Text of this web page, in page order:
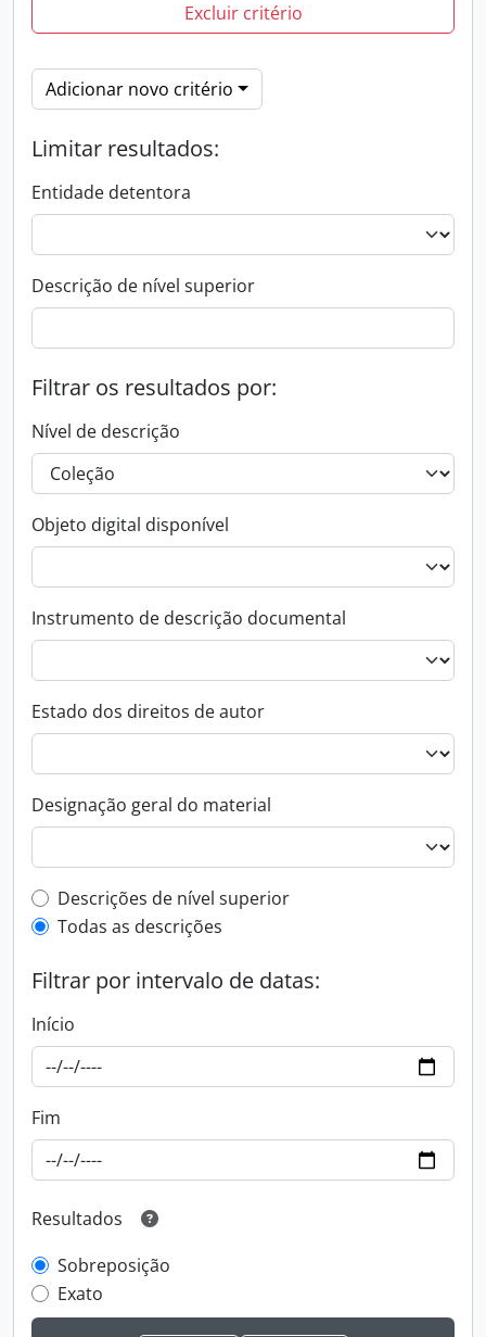
Excluir critério
Adicionar novo critério
Limitar resultados:
Entidade detentora
Descrição de nível superior
Filtrar os resultados por:
Nível de descrição
Objeto digital disponível
Instrumento de descrição documental
Estado dos direitos de autor
Designação geral do material
Top-level description filter
Descrições de nível superior
Todas as descrições
Filtrar por intervalo de datas:
Início
Fim
Resultados
Sobreposição
Exato